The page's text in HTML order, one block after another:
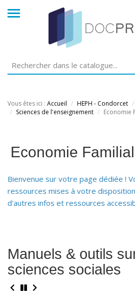
opac
Vous êtes ici : Accueil HEPH - Condorcet
Sciences de l'enseignement
Economie
Economie
Bienvenue sur votre page dédiée !
ressources mises à votre
d'autres infos et ressources
Manuels & outils
sciences sociales